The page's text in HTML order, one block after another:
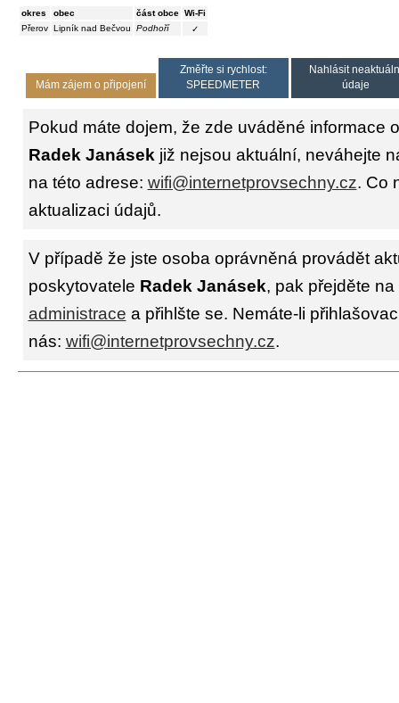
okres obec část obce Wi-Fi
Přerov Lipník nad Bečvou Podhoří ✓
Mám zájem o připojení
Změřte si rychlost:
SPEEDMETER
Nahlásit
údaje
Pokud máte dojem, že zde uváděné informace
Radek Janásekjiž nejsou aktuální, neváhejte
na této adrese: wifi@internetprovsechny.cz. Co
aktualizaci údajů.
V případě že jste osoba oprávněná provádět
poskytovatele Radek Janásek, pak přejděte na
administrace a přihlšte se. Nemáte-li
nás: wifi@internetprovsechny.cz.